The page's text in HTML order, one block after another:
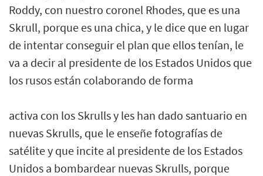
Roddy, con nuestro coronel Rhodes, que es una
Skrull, porque es una chica, y le dice que en lugar
de intentar conseguir el plan que ellos tenían, le
va a decir al presidente de los Estados Unidos que
los rusos están colaborando de forma
activa con los Skrulls y les han dado santuario en
nuevas Skrulls, que le enseñe fotografías de
satélite y que incite al presidente de los Estados
Unidos a bombardear nuevas Skrulls, porque